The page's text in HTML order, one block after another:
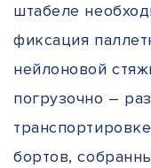
штабеле
фиксация
нейлоновой
погрузочно –
бортов,